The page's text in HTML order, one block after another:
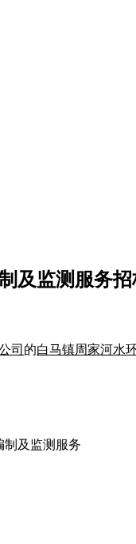
及监测服务
司 的白马镇周家河水
制及监测服务